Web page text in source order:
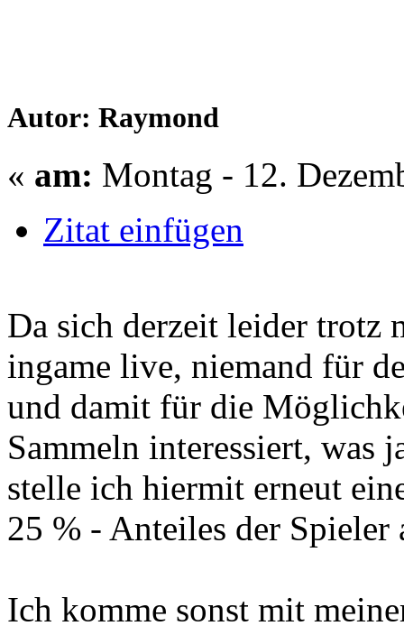
Autor: Raymond
« am: Montag - 12.
Zitat einfügen
Da sich derzeit leider trotz
ingame live, niemand für
und damit für die
Sammeln interessiert, was
stelle ich hiermit erneut
25 % - Anteiles der Spieler
Ich komme sonst mit